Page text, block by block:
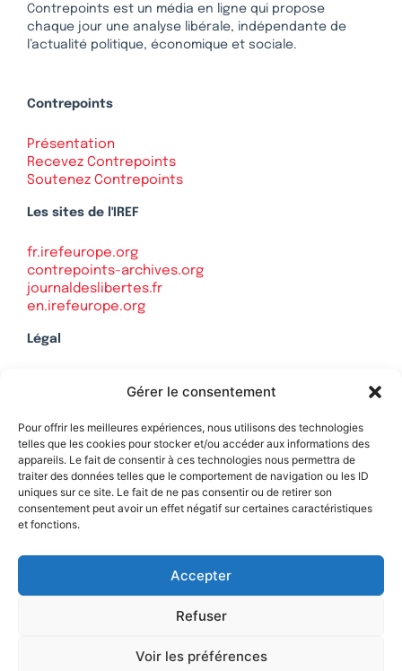
Gérer le consentement
Pour offrir les meilleures expériences, nous utilisons des technologies
telles que les cookies pour stocker et/ou accéder aux informations des
appareils. Le fait de consentir à ces technologies nous permettra de
traiter des données telles que le comportement de navigation ou les ID
uniques sur ce site. Le fait de ne pas consentir ou de retirer son
consentement peut avoir un effet négatif sur certaines caractéristiques
et fonctions.
Accepter
Refuser
Voir les préférences
Contrepoints est un média en ligne qui propose
chaque jour une analyse libérale, indépendante de
l’actualité politique, économique et sociale.
Contrepoints
Présentation
Recevez Contrepoints
Soutenez Contrepoints
Les sites de l'IREF
fr.irefeurope.org
contrepoints-archives.org
journaldeslibertes.fr
en.irefeurope.org
Légal
Politique de confidentialité
Contact
Soutenez Contrepoints